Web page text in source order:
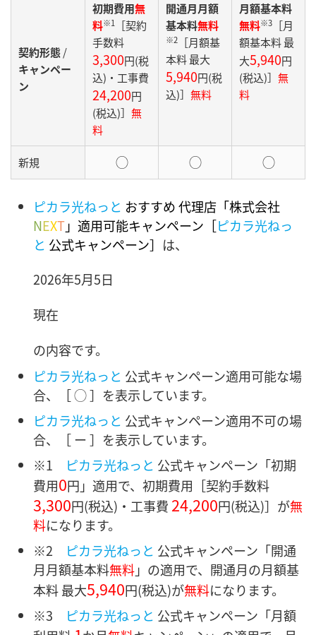
契約形態/
キャンペー
ン
初期費用無
料※1
［契約
手数料
3,300円(税
込)・ 工事費
24,200円
(税込)］ 無
料
開通月月額
基本料無料
※2
［月額基
本料 最大
5,940円(税
込)］ 無料
月額基本料
無料※3
［月
額基本料 最
大5,940円
(税込)］ 無
料
新規 ◯ ◯ ◯
ピカラ光ねっと おすすめ 代理店「株式会社
NEXT」適用可能キャンペーン［ピカラ光ねっ
と 公式キャンペーン］ は、
2026年5月5日
現在
の内容です。
ピカラ光ねっと 公式キャンペーン適用可能な場
合、［ ◯ ］を表示しています。
ピカラ光ねっと 公式キャンペーン適用不可の場
合、［ ー ］を表示しています。
※1
ピカラ光ねっと 公式キャンペーン「初期
費用0円」適用で、初期費用［契約手数料
3,300円(税込)・ 工事費 24,200円(税込)］ が無
料になります。
※2
ピカラ光ねっと 公式キャンペーン「開通
月月額基本料無料」の適用で、開通月の月額基
本料 最大5,940円(税込)が無料になります。
※3
ピカラ光ねっと 公式キャンペーン「月額